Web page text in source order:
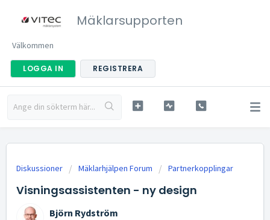
Mäklarsupporten
Välkommen
LOGGA IN REGISTRERA
Diskussioner Mäklarhjälpen Forum Partnerkopplingar
Visningsassistenten - ny design
Björn Rydström